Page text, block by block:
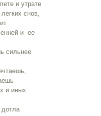
и утрате
снов,
и ее
сильнее
и иных